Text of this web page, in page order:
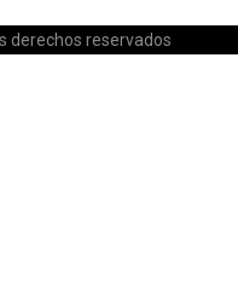
derechos reservados